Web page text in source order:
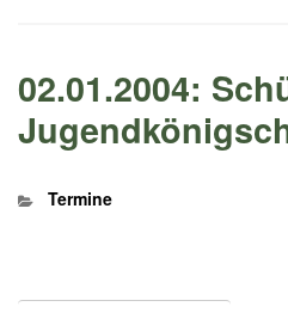
02.01.2004:
Kategorien
Termine